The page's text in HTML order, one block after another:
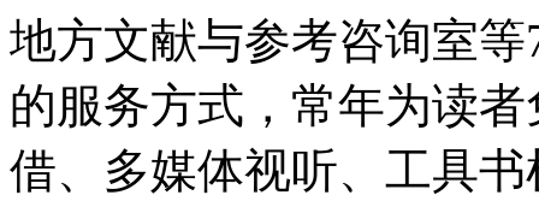
地方文献与参考咨询室
的服务方式，常年为读
借、多媒体视听、工具